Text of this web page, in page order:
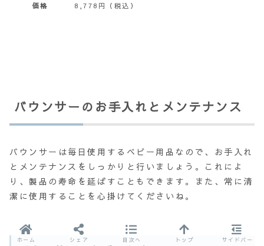
価格
8,778円（税込）
バウンサーのお手入れとメンテナンス
バウンサーは毎日使用するベビー用品なので、お手入れ
とメンテナンスをしっかりと行いましょう。これによ
り、製品の寿命を延ばすこともできます。また、常に清
潔に使用することを心掛けてくださいね。
ホーム シェア 目次へ トップ サイドバー